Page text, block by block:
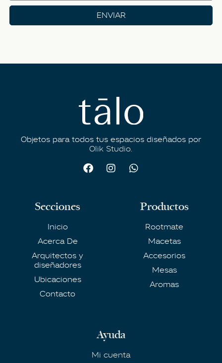
ENVIAR
Objetos para todos tus espacios diseñados por
Olik Studio.
Secciones
Inicio
Acerca De
Arquitectos y
diseñadores
Ubicaciones
Contacto
Productos
Rootmate
Macetas
Accesorios
Mesas
Aromas
Ayuda
Mi cuenta